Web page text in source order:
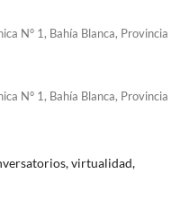
N° 1, Bahía Blanca, Provincia
N° 1, Bahía Blanca, Provincia
virtualidad,